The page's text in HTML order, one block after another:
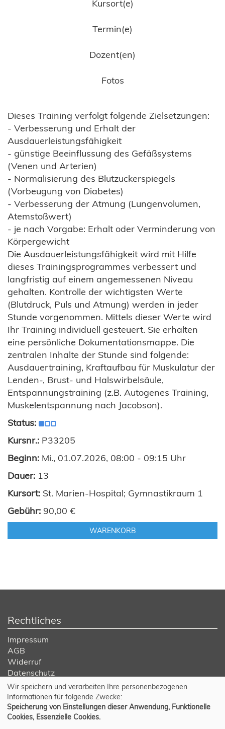
Kursort(e)
Termin(e)
Dozent(en)
Fotos
Dieses Training verfolgt folgende Zielsetzungen:
- Verbesserung und Erhalt der
Ausdauerleistungsfähigkeit
- günstige Beeinflussung des Gefäßsystems
(Venen und Arterien)
- Normalisierung des Blutzuckerspiegels
(Vorbeugung von Diabetes)
- Verbesserung der Atmung (Lungenvolumen,
Atemstoßwert)
- je nach Vorgabe: Erhalt oder Verminderung von
Körpergewicht
Die Ausdauerleistungsfähigkeit wird mit Hilfe
dieses Trainingsprogrammes verbessert und
langfristig auf einem angemessenen Niveau
gehalten. Kontrolle der wichtigsten Werte
(Blutdruck, Puls und Atmung) werden in jeder
Stunde vorgenommen. Mittels dieser Werte wird
Ihr Training individuell gesteuert. Sie erhalten
eine persönliche Dokumentationsmappe. Die
zentralen Inhalte der Stunde sind folgende:
Ausdauertraining, Kraftaufbau für Muskulatur der
Lenden-, Brust- und Halswirbelsäule,
Entspannungstraining (z.B. Autogenes Training,
Muskelentspannung nach Jacobson).
Status:
Kursnr.: P33205
Beginn: Mi., 01.07.2026, 08:00 - 09:15 Uhr
Dauer: 13
Kursort: St. Marien-Hospital; Gymnastikraum 1
Gebühr: 90,00 €
WARENKORB
Rechtliches
Impressum
AGB
Widerruf
Datenschutz
Cookie Einstellungen
Wir speichern und verarbeiten Ihre personenbezogenen
Informationen für folgende Zwecke:
Speicherung von Einstellungen dieser Anwendung, Funktionelle
Cookies, Essenzielle Cookies.